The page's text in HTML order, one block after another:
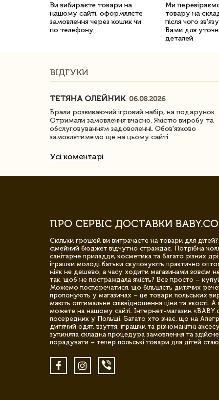
Ви вибираєте товари на
нашому сайті, оформляєте
замовлення через кошик чи
по телефону
Ми
товару на
після чого
Вами для
деталей
ВІДГУКИ
ТЕТЯНА ОЛЕЙНИК 06.08.2026
Брали розвиваючий ігровий набір, на подарунок.
Отримали замовлення вчасно. Якістю виробу та
обслуговуванням задоволенні. Обов'язково
замовлятимемо ще на цьому сайті.
Усі коментарі
ПРО СЕРВІС ДОСТАВКИ
Скільки грошей ви витрачаєте на товари для
сімейний бюджет відчутно страждає. Потрібна
санітарне приладдя, косметика та багато різних
іграшки молоді батьки скуповують практично
ніяк не дешево, а часу ходити магазинами зовсім
так, щоб не постраждала якість? Все просто –
Можемо посперечатися, що більшість дитячих
пропонують у магазинах – це товари польських
мають оптимальне співвідношення ціни та якості.
можете на нашому сайті. Інтернет-магазин
посередник у Польщі. Багато хто знає, що на
дитячий одяг, взуття, іграшки та різноманітні
зупиняла складна процедура замовлення та
порадувати – тепер польські товари для дітей